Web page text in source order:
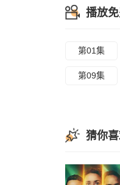
播放
第01集
第09集
猜你